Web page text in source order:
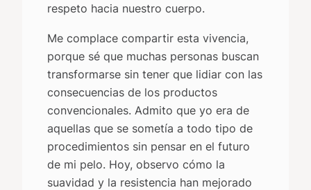
respeto hacia nuestro cuerpo.
Me complace compartir esta vivencia,
porque sé que muchas personas buscan
transformarse sin tener que lidiar con las
consecuencias de los productos
convencionales. Admito que yo era de
aquellas que se sometía a todo tipo de
procedimientos sin pensar en el futuro
de mi pelo. Hoy, observo cómo la
suavidad y la resistencia han mejorado